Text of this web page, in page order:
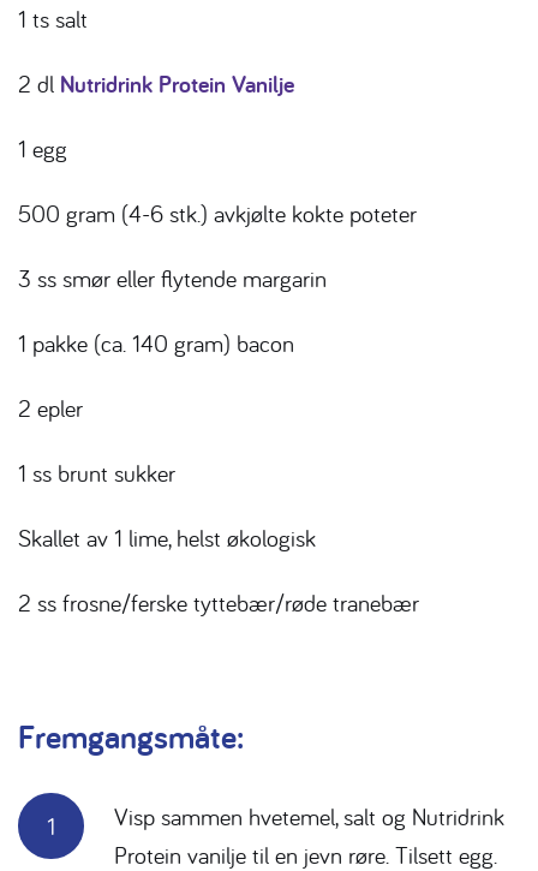
1 ts salt
2 dl Nutridrink Protein Vanilje
1 egg
500 gram (4-6 stk.) avkjølte kokte poteter
3 ss smør eller flytende margarin
1 pakke (ca. 140 gram) bacon
2 epler
1 ss brunt sukker
Skallet av 1 lime, helst økologisk
2 ss frosne/ferske tyttebær/røde tranebær
Fremgangsmåte:
Visp sammen hvetemel, salt og Nutridrink
Protein vanilje til en jevn røre. Tilsett egg.